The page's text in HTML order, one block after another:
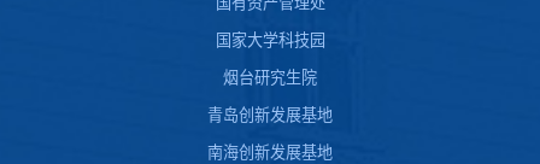
国家大学科技园
烟台研究生院
青岛创新发展基地
南海创新发展基地